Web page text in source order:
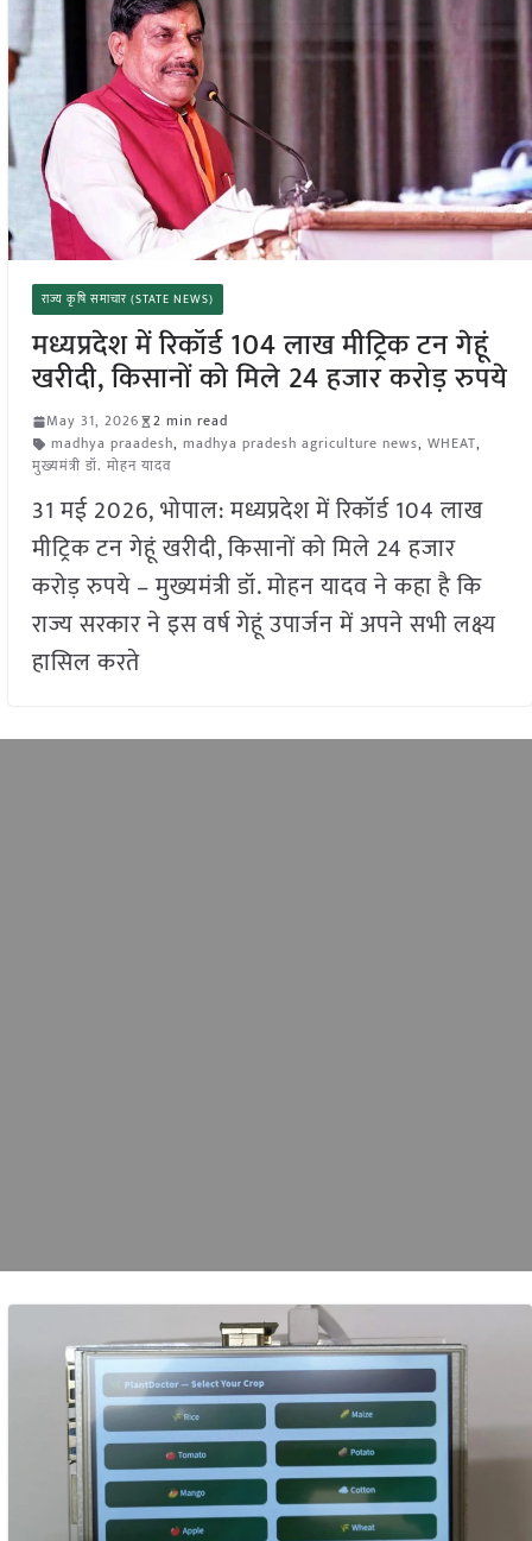
राज्य कृषि समाचार (STATE NEWS)
मध्यप्रदेश में रिकॉर्ड 104 लाख मीट्रिक टन गेहूं
खरीदी, किसानों को मिले 24 हजार करोड़ रुपये
May 31, 2026
2 min read
madhya praadesh, madhya pradesh agriculture news, WHEAT,
मुख्यमंत्री डॉ. मोहन यादव
31 मई 2026, भोपाल: मध्यप्रदेश में रिकॉर्ड 104 लाख
मीट्रिक टन गेहूं खरीदी, किसानों को मिले 24 हजार
करोड़ रुपये – मुख्यमंत्री डॉ. मोहन यादव ने कहा है कि
राज्य सरकार ने इस वर्ष गेहूं उपार्जन में अपने सभी लक्ष्य
हासिल करते